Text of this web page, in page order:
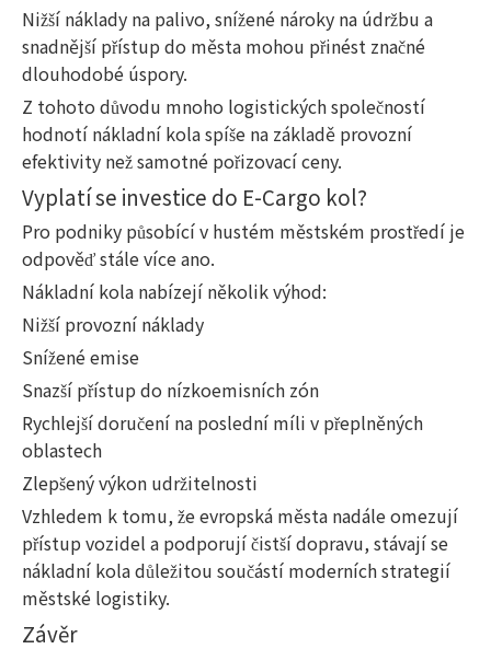
Nižší náklady na palivo, snížené nároky na údržbu a
snadnější přístup do města mohou přinést značné
dlouhodobé úspory.
Z tohoto důvodu mnoho logistických společností
hodnotí nákladní kola spíše na základě provozní
efektivity než samotné pořizovací ceny.
Vyplatí se investice do E-Cargo kol?
Pro podniky působící v hustém městském prostředí je
odpověď stále více ano.
Nákladní kola nabízejí několik výhod:
Nižší provozní náklady
Snížené emise
Snazší přístup do nízkoemisních zón
Rychlejší doručení na poslední míli v přeplněných
oblastech
Zlepšený výkon udržitelnosti
Vzhledem k tomu, že evropská města nadále omezují
přístup vozidel a podporují čistší dopravu, stávají se
nákladní kola důležitou součástí moderních strategií
městské logistiky.
Závěr